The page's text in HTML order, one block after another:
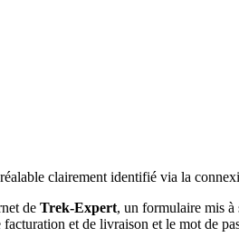
clairement identifié via la
de Trek-Expert, un formulaire mis
et de livraison et le mot de